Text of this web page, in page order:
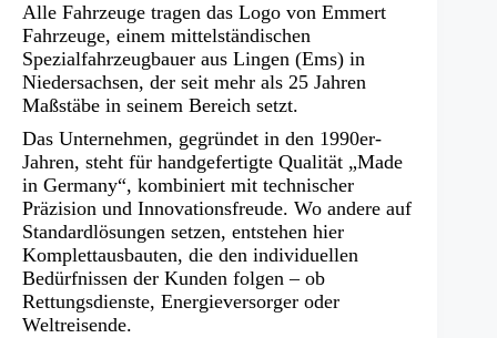
Alle Fahrzeuge tragen das Logo von Emmert
Fahrzeuge, einem mittelständischen
Spezialfahrzeugbauer aus Lingen (Ems) in
Niedersachsen, der seit mehr als 25 Jahren
Maßstäbe in seinem Bereich setzt.
Das Unternehmen, gegründet in den 1990er-
Jahren, steht für handgefertigte Qualität „Made
in Germany“, kombiniert mit technischer
Präzision und Innovationsfreude. Wo andere auf
Standardlösungen setzen, entstehen hier
Komplettausbauten, die den individuellen
Bedürfnissen der Kunden folgen – ob
Rettungsdienste, Energieversorger oder
Weltreisende.